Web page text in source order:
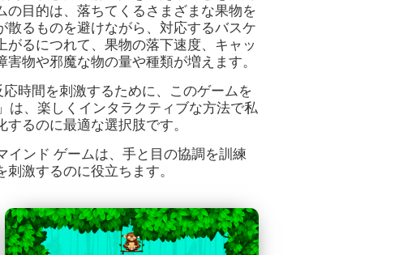
の目的は、落ちてくるさまざまな果物を
るものを避けながら、対応するバスケ
がるにつれて、果物の落下速度、キャッ
物や邪魔な物の量や種類が増えます。
時間を刺激するために、このゲームを
は、楽しくインタラクティブな方法で私
るのに最適な選択肢です。
インド ゲームは、手と目の協調を訓練
激するのに役立ちます。